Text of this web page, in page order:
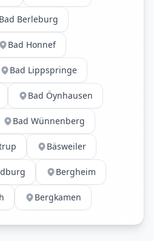
Bad Berleburg
Bad Honnef
Bad Lippspringe
Bad Öynhausen
Bad Wünnenberg
Bäsweiler
Bergheim
Bergkamen